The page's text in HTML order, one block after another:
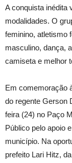
A conquista inédita
modalidades. O
feminino, atletismo
masculino, dança,
camiseta e melhor
Em comemoração
do regente Gerson
feira (24) no Paço
Público pelo apoio
município. Na
prefeito Lari Hitz,